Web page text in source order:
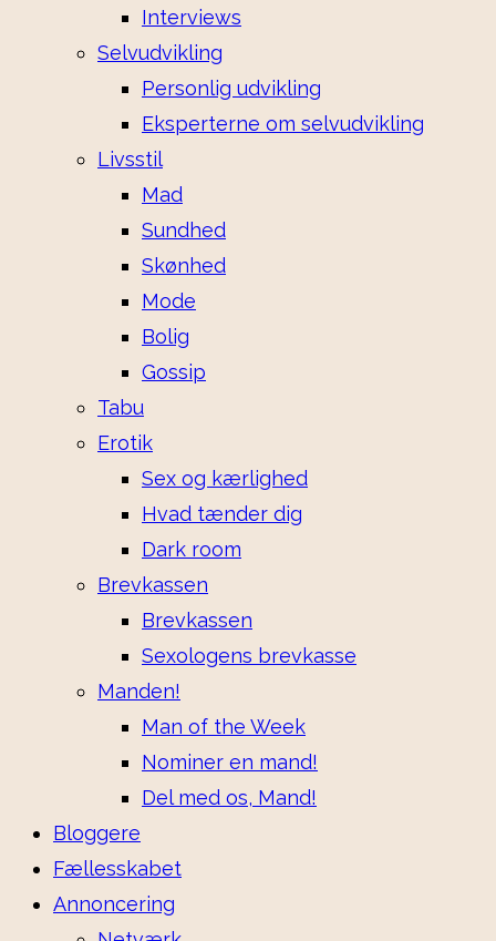
Interviews
Selvudvikling
Personlig udvikling
Eksperterne om selvudvikling
Livsstil
Mad
Sundhed
Skønhed
Mode
Bolig
Gossip
Tabu
Erotik
Sex og kærlighed
Hvad tænder dig
Dark room
Brevkassen
Brevkassen
Sexologens brevkasse
Manden!
Man of the Week
Nominer en mand!
Del med os, Mand!
Bloggere
Fællesskabet
Annoncering